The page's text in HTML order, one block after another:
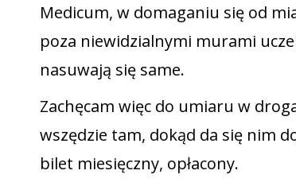
Medicum, w domaganiu się od
poza niewidzialnymi murami
nasuwają się same.
Zachęcam więc do umiaru w
wszędzie tam, dokąd da się nim
bilet miesięczny, opłacony.